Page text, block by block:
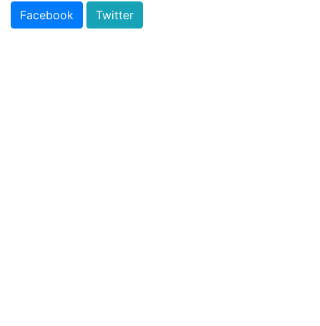
Facebook Twitter